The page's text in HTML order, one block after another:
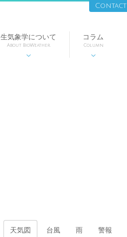
生気象学について
About BioWeather

コラム
Column

天気図 台風 雨 警報
Contact